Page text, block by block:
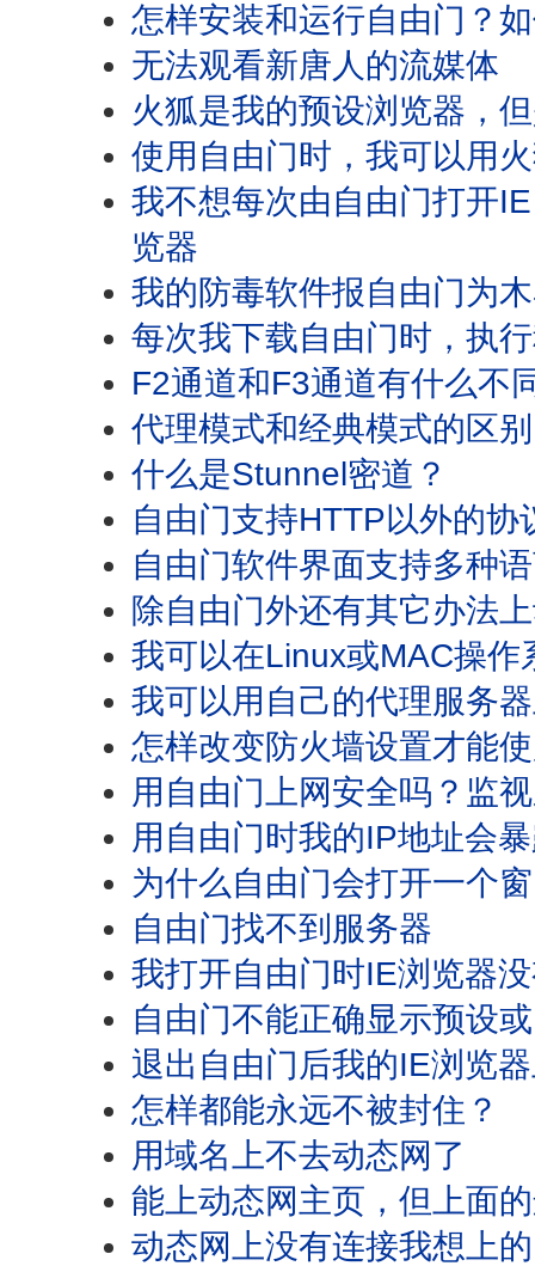
怎样安装和运行自由门？
无法观看新唐人的流媒体
火狐是我的预设浏览器，
使用自由门时，我可以用
我不想每次由自由门打开
览器
我的防毒软件报自由门为
每次我下载自由门时，执
F2通道和F3通道有什么不
代理模式和经典模式的区
什么是Stunnel密道？
自由门支持HTTP以外的协
自由门软件界面支持多种
除自由门外还有其它办法
我可以在Linux或MAC操作
我可以用自己的代理服务
怎样改变防火墙设置才能
用自由门上网安全吗？监
用自由门时我的IP地址会
为什么自由门会打开一个
自由门找不到服务器
我打开自由门时IE浏览器
自由门不能正确显示预设
退出自由门后我的IE浏览
怎样都能永远不被封住？
用域名上不去动态网了
能上动态网主页，但上面
动态网上没有连接我想上